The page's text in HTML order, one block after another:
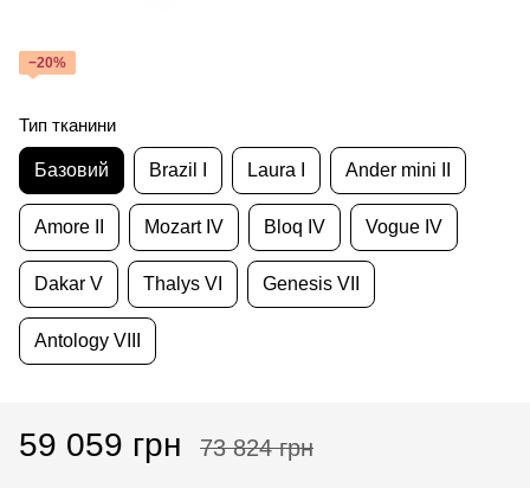
−20%
Тип тканини
Базовий Brazil I Laura I Ander mini II
Amore II Mozart IV Bloq IV Vogue IV
Dakar V Thalys VI Genesis VII
Antology VIII
59 059 грн 73 824 грн